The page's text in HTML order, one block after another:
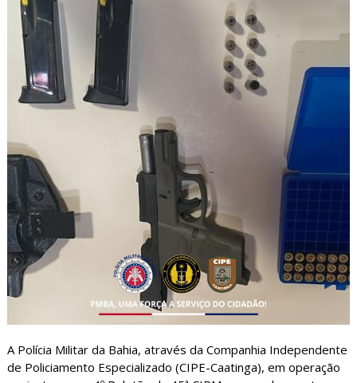
A Polícia Militar da Bahia, através da Companhia Independente
de Policiamento Especializado (CIPE-Caatinga), em operação